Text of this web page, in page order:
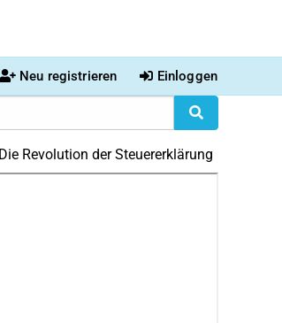
Neu registrieren Einloggen
Revolution der Steuererklärung